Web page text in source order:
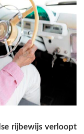
rijbewijs verloopt